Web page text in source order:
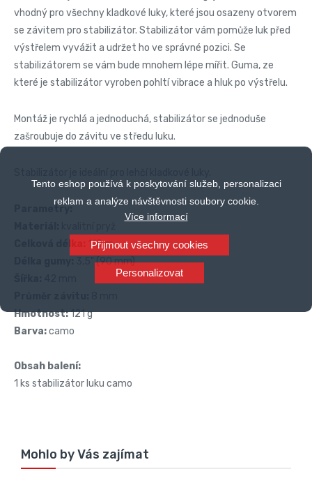
Tento eshop používá k poskytování služeb, personalizaci
reklam a analýze návštěvnosti soubory cookie.
Více informací
Přijmout všechny cookies
Personalizovat
vhodný pro všechny kladkové luky, které jsou osazeny otvorem
se závitem pro stabilizátor. Stabilizátor vám pomůže luk před
výstřelem vyvážit a udržet ho ve správné pozici. Se
stabilizátorem se vám bude mnohem lépe mířit. Guma, ze
které je stabilizátor vyroben pohltí vibrace a hluk po výstřelu.
Montáž je rychlá a jednoduchá, stabilizátor se jednoduše
zašroubuje do závitu ve středu luku.
110 m
3,5" (90 mm)
Hmotnost:121 g
Barva:camo
Obsah balení:
1 ks stabilizátor luku camo
Mohlo by Vás zajímat